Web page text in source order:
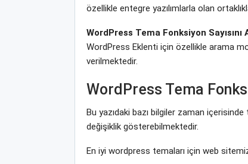
özellikle entegre yazılımlarla olan
WordPress Tema Fonksiyon Sayısını
WordPress Eklenti için özellikle arama
verilmektedir.
WordPress Tema
Bu yazıdaki bazı bilgiler zaman
değişiklik gösterebilmektedir.
En iyi wordpress temaları için web